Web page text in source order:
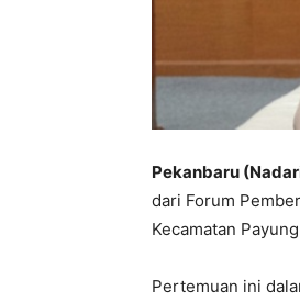
Pekanbaru
dari Forum
Kecamatan
Pertemuan ini